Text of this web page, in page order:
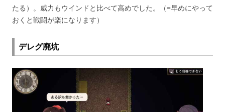
たる）。威力もウインドと比べて高めでした。（=早めにやって
おくと戦闘が楽になります）
デレグ廃坑